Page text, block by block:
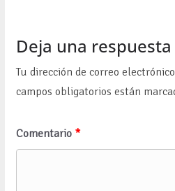
Deja una respuesta
Tu dirección de correo
campos obligatorios están
Comentario *